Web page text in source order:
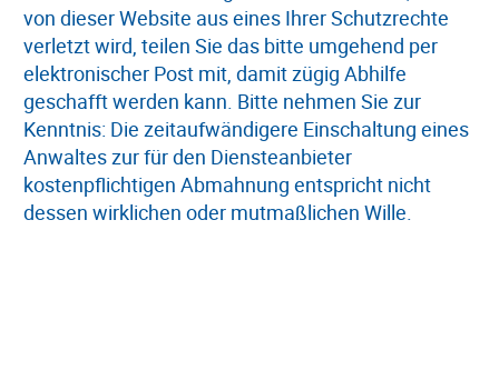
von dieser Website aus eines Ihrer Schutzrechte
verletzt wird, teilen Sie das bitte umgehend per
elektronischer Post mit, damit zügig Abhilfe
geschafft werden kann. Bitte nehmen Sie zur
Kenntnis: Die zeitaufwändigere Einschaltung eines
Anwaltes zur für den Diensteanbieter
kostenpflichtigen Abmahnung entspricht nicht
dessen wirklichen oder mutmaßlichen Wille.